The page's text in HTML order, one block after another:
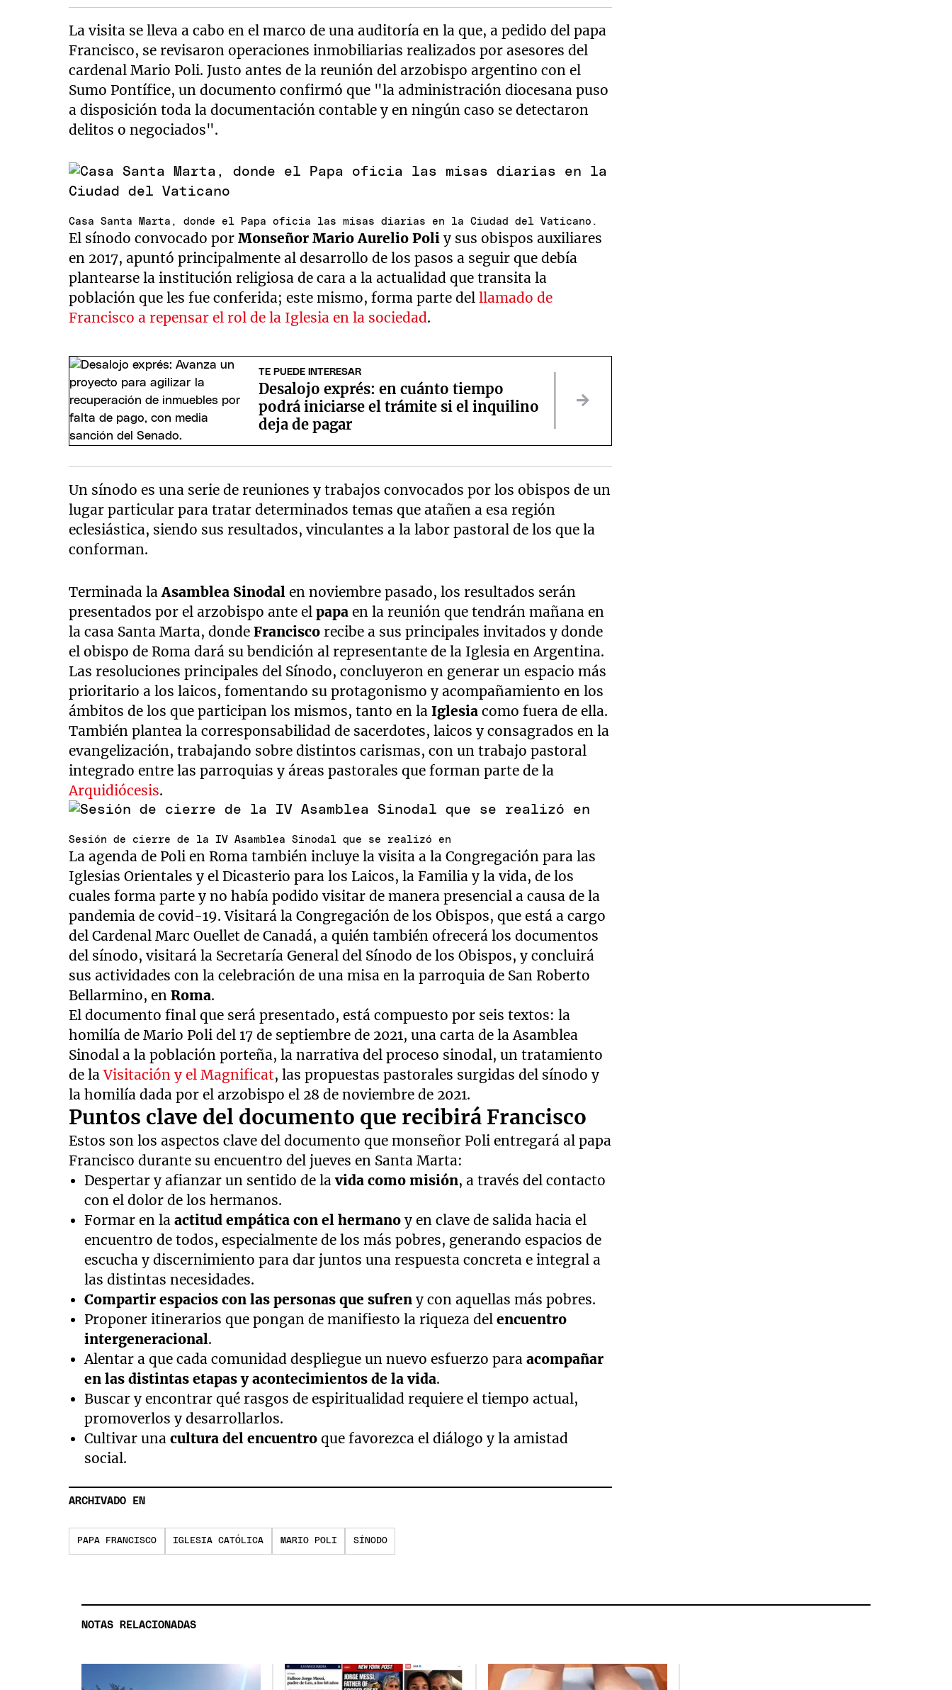
La visita se lleva a cabo en el marco de una auditoría en la que, a pedido del papa
Francisco, se revisaron operaciones inmobiliarias realizados por asesores del
cardenal Mario Poli. Justo antes de la reunión del arzobispo argentino con el
Sumo Pontífice, un documento confirmó que "la administración diocesana puso
a disposición toda la documentación contable y en ningún caso se detectaron
delitos o negociados".
Casa Santa Marta, donde el Papa oficia las misas diarias en la Ciudad del Vaticano.
El sínodo convocado porMonseñor Mario Aurelio Poli y sus obispos auxiliares
en 2017, apuntó principalmente al desarrollo de los pasos a seguir que debía
plantearse la institución religiosa de cara a la actualidad que transita la
población que les fue conferida; este mismo, forma parte delllamado de
Francisco a repensar el rol de la Iglesia en la sociedad.
TE PUEDE INTERESAR
Desalojo exprés: en cuánto tiempo
podrá iniciarse el trámite si el inquilino
deja de pagar
Un sínodo es una serie de reuniones y trabajos convocados por los obispos de un
lugar particular para tratar determinados temas que atañen a esa región
eclesiástica, siendo sus resultados, vinculantes a la labor pastoral de los que la
conforman.
Terminada laAsamblea Sinodalen noviembre pasado, los resultados serán
presentados por el arzobispo ante elpapaen la reunión que tendrán mañana en
la casa Santa Marta, dondeFranciscorecibe a sus principales invitados y donde
el obispo de Roma dará su bendición al representante de la Iglesia en Argentina.
Las resoluciones principales del Sínodo, concluyeron en generar un espacio más
prioritario a los laicos, fomentando su protagonismo y acompañamiento en los
ámbitos de los que participan los mismos, tanto en laIglesiacomo fuera de ella.
También plantea la corresponsabilidad de sacerdotes, laicos y consagrados en la
evangelización, trabajando sobre distintos carismas, con un trabajo pastoral
integrado entre las parroquias y áreas pastorales que forman parte de la
Arquidiócesis.
Sesión de cierre de la IV Asamblea Sinodal que se realizó en
La agenda de Poli en Roma también incluye la visita a la Congregación para las
Iglesias Orientales y el Dicasterio para los Laicos, la Familia y la vida, de los
cuales forma parte y no había podido visitar de manera presencial a causa de la
pandemia de covid-19. Visitará la Congregación de los Obispos, que está a cargo
del Cardenal Marc Ouellet de Canadá, a quién también ofrecerá los documentos
del sínodo, visitará la Secretaría General del Sínodo de los Obispos, y concluirá
sus actividades con la celebración de una misa en la parroquia de San Roberto
Bellarmino, enRoma.
El documento final que será presentado, está compuesto por seis textos: la
homilía de Mario Poli del 17 de septiembre de 2021, una carta de la Asamblea
Sinodal a la población porteña, la narrativa del proceso sinodal, un tratamiento
de laVisitación y el Magnificat, las propuestas pastorales surgidas del sínodo y
la homilía dada por el arzobispo el 28 de noviembre de 2021.
Puntos clave del documento que recibirá Francisco
Estos son los aspectos clave del documento que monseñor Poli entregará al papa
Francisco durante su encuentro del jueves en Santa Marta:
Despertar y afianzar un sentido de lavida como misión, a través del contacto
con el dolor de los hermanos.
Formar en la actitud empática con el hermano y en clave de salida hacia el
encuentro de todos, especialmente de los más pobres, generando espacios de
escucha y discernimiento para dar juntos una respuesta concreta e integral a
las distintas necesidades.
Compartir espacios con las personas que sufren y con aquellas más pobres.
Proponer itinerarios que pongan de manifiesto la riqueza del encuentro
intergeneracional.
Alentar a que cada comunidad despliegue un nuevo esfuerzo para acompañar
en las distintas etapas y acontecimientos de la vida.
Buscar y encontrar qué rasgos de espiritualidad requiere el tiempo actual,
promoverlos y desarrollarlos.
Cultivar una cultura del encuentro que favorezca el diálogo y la amistad
social.
ARCHIVADO EN
PAPA FRANCISCO IGLESIA CATÓLICA MARIO POLI SÍNODO
NOTAS RELACIONADAS